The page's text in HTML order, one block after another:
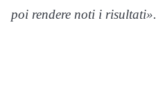
poi rendere noti i risultati».